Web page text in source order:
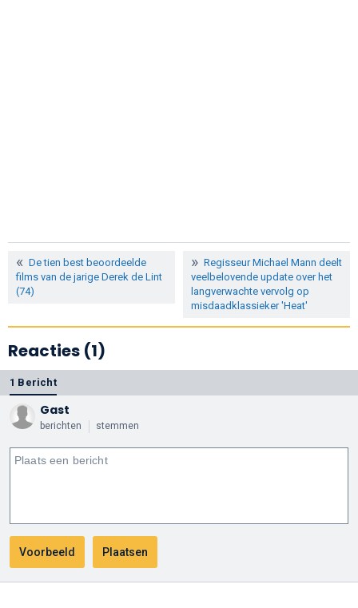
De tien best beoordeelde
films van de jarige Derek de Lint
(74)
Regisseur Michael Mann deelt
veelbelovende update over het
langverwachte vervolg op
misdaadklassieker 'Heat'
Reacties (1)
1 Bericht
Gast
berichten stemmen